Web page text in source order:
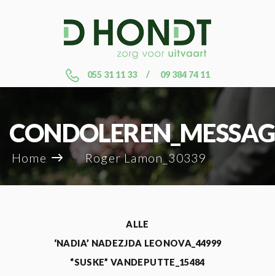
055 31 11 33 09 384 74 11
Home Roger Lamon_30339
ALLE
‘NADIA’ NADEZJDA LEONOVA_44999
“SUSKE” VANDEPUTTE_15484